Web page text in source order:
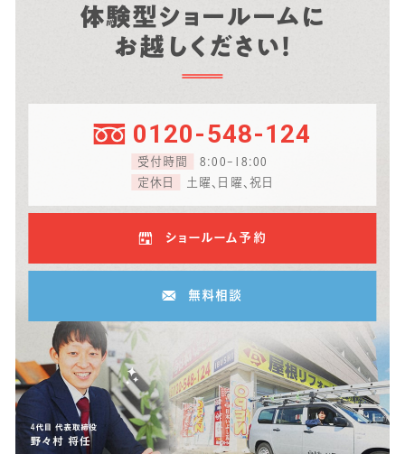
体験型ショールームに
お越しください！
0120-548-124
受付時間
8:00-18:00
定休日
土曜、日曜、祝日
ショールーム予約
無料相談